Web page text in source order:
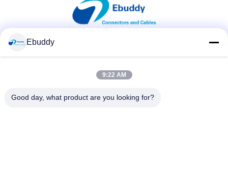
त्वरित संपर्क
Ebuddy
9:22 AM
Good day, what product are you looking for?